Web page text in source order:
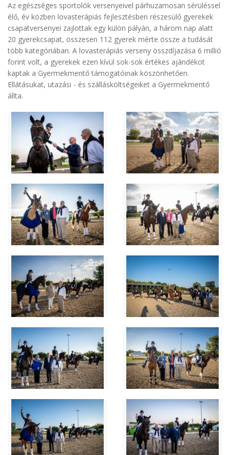
Az egészséges sportolók versenyeivel párhuzamosan sérüléssel
élő, év közben lovasterápiás fejlesztésben részesülő gyerekek
csapatversenyei zajlottak egy külön pályán, a három nap alatt
20 gyerekcsapat, összesen 112 gyerek mérte össze a tudását
több kategóriában. A lovasterápiás verseny összdíjazása 6 millió
forint volt, a gyerekek ezen kívül sok-sok értékes ajándékot
kaptak a Gyermekmentő támogatóinak köszönhetően.
Ellátásukat, utazási - és szállásköltségeiket a Gyermekmentő
állta.